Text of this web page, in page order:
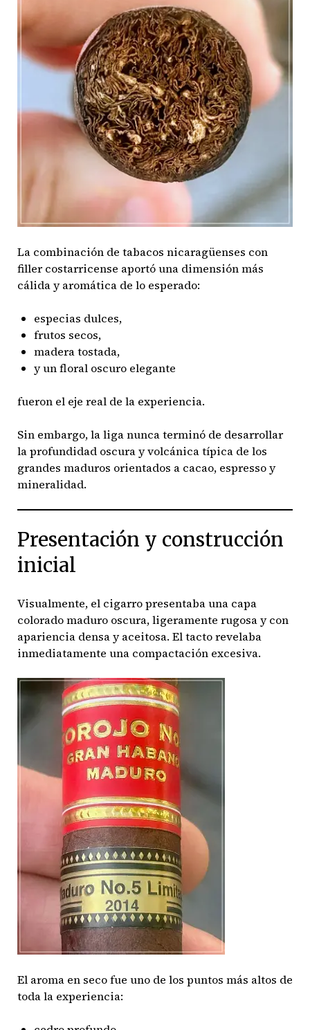
La combinación de tabacos nicaragüenses con
filler costarricense aportó una dimensión más
cálida y aromática de lo esperado:
especias dulces,
frutos secos,
madera tostada,
y un floral oscuro elegante
fueron el eje real de la experiencia.
Sin embargo, la liga nunca terminó de desarrollar
la profundidad oscura y volcánica típica de los
grandes maduros orientados a cacao, espresso y
mineralidad.
Presentación y construcción
inicial
Visualmente, el cigarro presentaba una capa
colorado maduro oscura, ligeramente rugosa y con
apariencia densa y aceitosa. El tacto revelaba
inmediatamente una compactación excesiva.
El aroma en seco fue uno de los puntos más altos de
toda la experiencia: